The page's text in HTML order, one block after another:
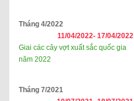
Tháng 4/2022
11/04/2022- 17/04/2022
Giai các cây vợt xuất sắc quốc gia
năm 2022
Tháng 7/2021